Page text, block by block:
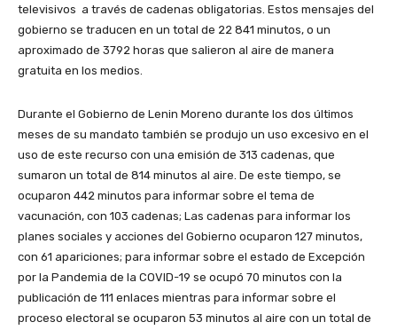
televisivos a través de cadenas obligatorias. Estos mensajes del
gobierno se traducen en un total de 22 841 minutos, o un
aproximado de 3792 horas que salieron al aire de manera
gratuita en los medios.
Durante el Gobierno de Lenin Moreno durante los dos últimos
meses de su mandato también se produjo un uso excesivo en el
uso de este recurso con una emisión de 313 cadenas, que
sumaron un total de 814 minutos al aire. De este tiempo, se
ocuparon 442 minutos para informar sobre el tema de
vacunación, con 103 cadenas; Las cadenas para informar los
planes sociales y acciones del Gobierno ocuparon 127 minutos,
con 61 apariciones; para informar sobre el estado de Excepción
por la Pandemia de la COVID-19 se ocupó 70 minutos con la
publicación de 111 enlaces mientras para informar sobre el
proceso electoral se ocuparon 53 minutos al aire con un total de